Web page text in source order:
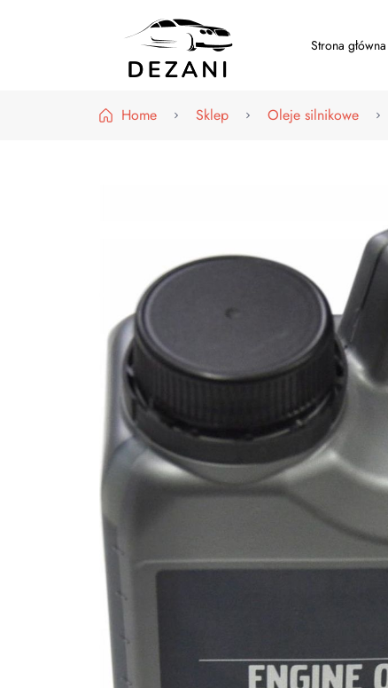
Strona główna
Home Sklep Oleje silnikowe